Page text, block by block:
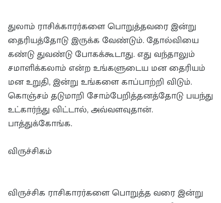
துலாம் ராசிக்காரர்களை பொறுத்தவரை இன்று
தைரியத்தோடு இருக்க வேண்டும். தோல்வியை
கண்டு துவண்டு போகக்கூடாது. எது வந்தாலும்
சமாளிக்கலாம் என்ற உங்களுடைய மன தைரியம்
மன உறுதி, இன்று உங்களை காப்பாற்றி விடும்.
கொஞ்சம் தடுமாறி சோம்பேறித்தனத்தோடு பயந்து
உட்கார்ந்து விட்டால், அவ்வளவுதான்.
பாத்துக்கோங்க.
விருச்சிகம்
விருச்சிக ராசிகாரர்களை பொறுத்த வரை இன்று